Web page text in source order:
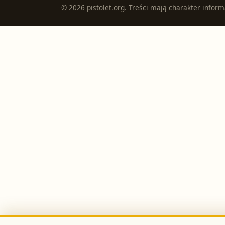
© 2026 pistolet.org. Treści mają charakter